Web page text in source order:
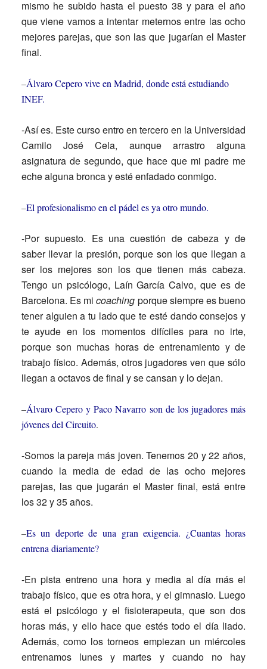
mismo he subido hasta el puesto 38 y para el año
que viene vamos a intentar meternos entre las ocho
mejores parejas, que son las que jugarían el Master
final.
–Álvaro Cepero vive en Madrid, donde está estudiando
INEF.
-Así es. Este curso entro en tercero en la Universidad
Camilo José Cela, aunque arrastro alguna
asignatura de segundo, que hace que mi padre me
eche alguna bronca y esté enfadado conmigo.
–El profesionalismo en el pádel es ya otro mundo.
-Por supuesto. Es una cuestión de cabeza y de
saber llevar la presión, porque son los que llegan a
ser los mejores son los que tienen más cabeza.
Tengo un psicólogo, Laín García Calvo, que es de
Barcelona. Es micoaching porque siempre es bueno
tener alguien a tu lado que te esté dando consejos y
te ayude en los momentos difíciles para no irte,
porque son muchas horas de entrenamiento y de
trabajo físico. Además, otros jugadores ven que sólo
llegan a octavos de final y se cansan y lo dejan.
–Álvaro Cepero y Paco Navarro son de los jugadores más
jóvenes del Circuito.
-Somos la pareja más joven. Tenemos 20 y 22 años,
cuando la media de edad de las ocho mejores
parejas, las que jugarán el Master final, está entre
los 32 y 35 años.
–Es un deporte de una gran exigencia. ¿Cuantas horas
entrena diariamente?
-En pista entreno una hora y media al día más el
trabajo físico, que es otra hora, y el gimnasio. Luego
está el psicólogo y el fisioterapeuta, que son dos
horas más, y ello hace que estés todo el día liado.
Además, como los torneos empiezan un miércoles
entrenamos lunes y martes y cuando no hay